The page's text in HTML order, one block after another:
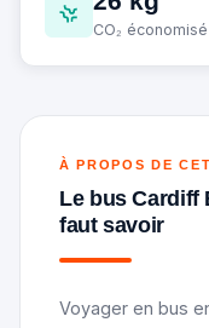
CO₂
À PROPOS DE
Le bus Cardiff
faut savoir
Voyager en bus